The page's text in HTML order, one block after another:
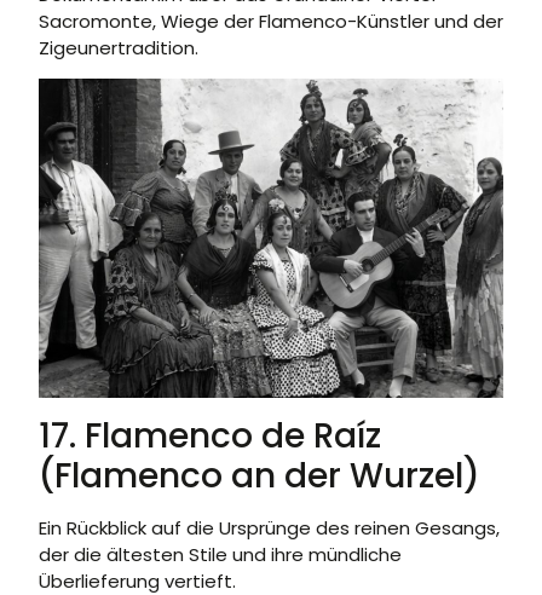
Sacromonte, Wiege der Flamenco-Künstler und der
Zigeunertradition.
17. Flamenco de Raíz
(Flamenco an der Wurzel)
Ein Rückblick auf die Ursprünge des reinen Gesangs,
der die ältesten Stile und ihre mündliche
Überlieferung vertieft.